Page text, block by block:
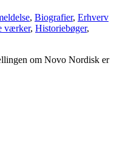
, Biografier, Erhverv
værker, Historiebøger,
om Novo Nordisk er